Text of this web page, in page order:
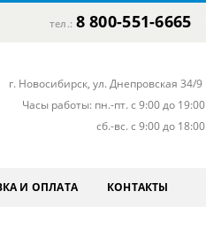
тел.: 8 800-551-6665
г. Новосибирск, ул. Днепровская 34/9
Часы работы: пн.-пт. с 9:00 до 19:00
сб.-вс. с 9:00 до 18:00
И ОПЛАТА КОНТАКТЫ